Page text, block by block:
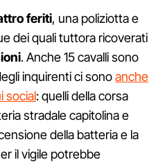
feriti, una poliziotta e
dei quali tuttora ricoverati
. Anche 15 cavalli sono
inquirenti ci sonoanche
social: quelli della corsa
stradale capitolina e
della batteria e la
il vigile potrebbe